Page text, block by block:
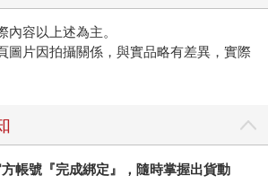
內容以上述為主。
圖片因拍攝關係，與實品略有差異，實際
帳號『完成綁定』，隨時掌握出貨動